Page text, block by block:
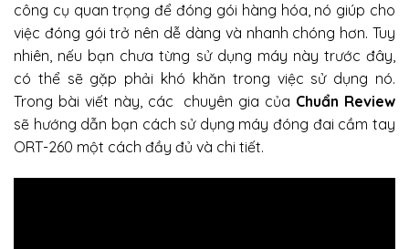
công cụ quan trọng để đóng gói hàng hóa, nó giúp cho
việc đóng gói trở nên dễ dàng và nhanh chóng hơn. Tuy
nhiên, nếu bạn chưa từng sử dụng máy này trước đây,
có thể sẽ gặp phải khó khăn trong việc sử dụng nó.
Trong bài viết này, các chuyên gia của Chuẩn Review
sẽ hướng dẫn bạn cách sử dụng máy đóng đai cầm tay
ORT-260 một cách đầy đủ và chi tiết.